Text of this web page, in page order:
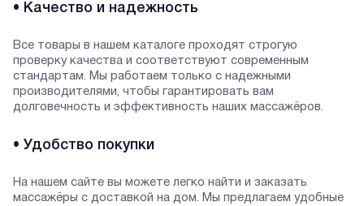
• Качество и надежность
Все товары в нашем каталоге проходят строгую
проверку качества и соответствуют современным
стандартам. Мы работаем только с надежными
производителями, чтобы гарантировать вам
долговечность и эффективность наших массажёров.
• Удобство покупки
На нашем сайте вы можете легко найти и заказать
массажёры с доставкой на дом. Мы предлагаем удобные